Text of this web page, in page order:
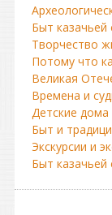
Быт казачьей
Творчество
Потому что
Великая
Времена и
Детские
Быт и
Экскурсии и
Быт казачьей